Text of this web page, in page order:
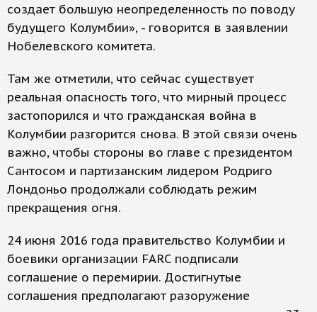
создает большую неопределенность по поводу
будущего Колумбии», - говорится в заявлении
Нобелевского комитета.
Там же отметили, что сейчас существует
реальная опасность того, что мирный процесс
застопорился и что гражданская война в
Колумбии разгорится снова. В этой связи очень
важно, чтобы стороны во главе с президентом
Сантосом и партизанским лидером Родриго
Лондоньо продолжали соблюдать режим
прекращения огня.
24 июня 2016 года правительство Колумбии и
боевики организации FARC подписали
соглашение о перемирии. Достигнутые
соглашения предполагают разоружение